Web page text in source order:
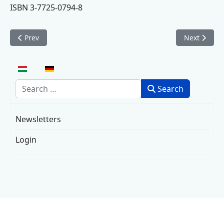
ISBN 3-7725-0794-8
Previous article: Das Leben der Seele zwischen
Prev Next
Next
Select your language
Search
Search
Newsletters
Login